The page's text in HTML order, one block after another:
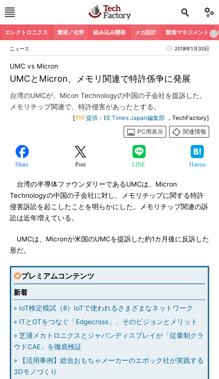
エレクトロニクス 素材／化学 組み込み開発 メカ設計 製造マネジメント
ニュース 2018年1月30日
UMCとMicron、メモリ関連で特許係争に発展
UMC vs Micron
台湾のUMCが、Micon Technologyの中国の子会社を提訴した。
メモリチップ関連で、特許侵害があったとする。
[ 提供：EE Times Japan編集部 ，TechFactory]
PC用表示
関連情報
Share Post LINE Hatena
台湾の半導体ファウンダリーであるUMCは、Micron
Technologyの中国の子会社に対し、メモリチップに関する特許
侵害訴訟を起こしたことを明らかにした。メモリチップ関連の訴
訟は近年増えている。
UMCは、Micronが米国のUMCを提訴した約1カ月後に反訴した
形だ。
◎プレミアムコンテンツ
新着
» IoT検定模試（8）IoTで使われるさまざまなネットワーク
» ITとOTをつなぐ「Edgecross」、そのビジョンとメリット
» 芝浦メカトロニクスとジャパンディスプレイが「従量制クラ
ウドCAE」を徹底検証
» 【活用事例】総合おもちゃメーカーのエポック社が実践する
3Dモノづくり